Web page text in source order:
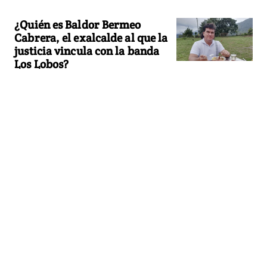
¿Quién es Baldor Bermeo
Cabrera, el exalcalde al que la
justicia vincula con la banda
Los Lobos?